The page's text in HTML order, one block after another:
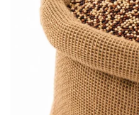
Amintește-ți de